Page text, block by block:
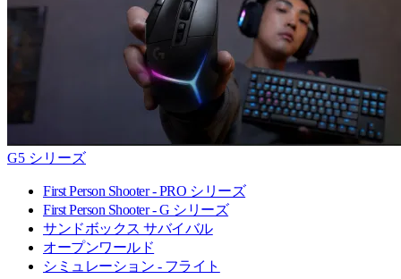
G5 シリーズ
First Person Shooter - PRO シリーズ
First Person Shooter - G シリーズ
サンドボックス サバイバル
オープンワールド
シミュレーション - フライト